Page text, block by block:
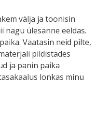
välja ja toonisin
nagu ülesanne eeldas.
Vaatasin neid pilte,
pildistades
ja panin paika
lonkas minu